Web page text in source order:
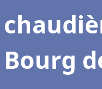
Bourg